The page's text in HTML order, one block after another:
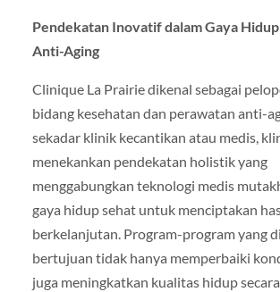
Pendekatan Inovatif dalam Gaya
Anti-Aging
Clinique La Prairie dikenal sebagai
bidang kesehatan dan perawatan anti-
sekadar klinik kecantikan atau medis,
menekankan pendekatan holistik yang
menggabungkan teknologi medis
gaya hidup sehat untuk menciptakan
berkelanjutan. Program-program yang
bertujuan tidak hanya memperbaiki
juga meningkatkan kualitas hidup